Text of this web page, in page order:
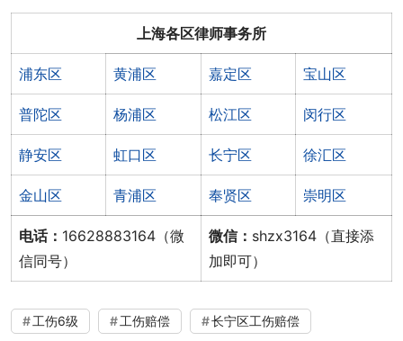
上海各区律师事务所
浦东区 黄浦区 嘉定区 宝山区
普陀区 杨浦区 松江区 闵行区
静安区 虹口区 长宁区 徐汇区
金山区 青浦区 奉贤区 崇明区
电话： 16628883164（微
信同号）
微信： shzx3164（直接添
加即可）
工伤6级 工伤赔偿 长宁区工伤赔偿